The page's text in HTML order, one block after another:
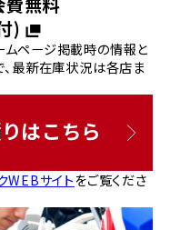
)
ムページ掲載時の情報と
、最新在庫状況は各店ま
はこちら
サイトをご覧くださ